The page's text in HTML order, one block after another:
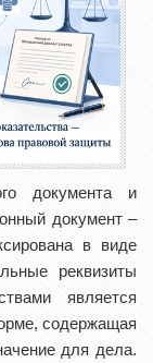
документа и
документ –
в виде
реквизиты
является
содержащая
для дела.